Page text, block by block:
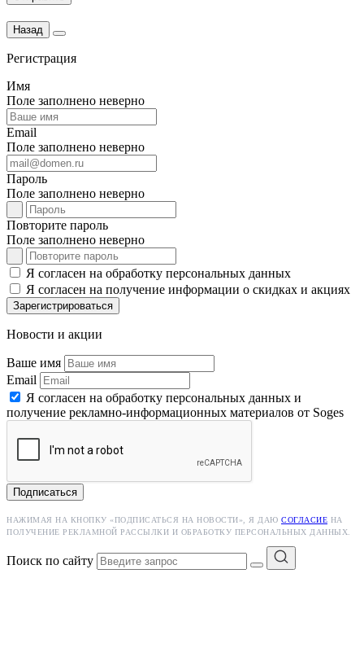
Назад
Регистрация
Имя
Поле заполнено неверно
Email
Поле заполнено неверно
Пароль
Поле заполнено неверно
Повторите пароль
Поле заполнено неверно
Я согласен на обработку персональных данных
Я согласен на получение информации о скидках и акциях
Зарегистрироваться
Новости и акции
Ваше имя
Email
Я согласен на обработку персональных данных и
получение рекламно-информационных материалов от Soges
Подписаться
НАЖИМАЯ НА КНОПКУ «ПОДПИСАТЬСЯ НА НОВОСТИ», Я ДАЮ СОГЛАСИЕ НА
ПОЛУЧЕНИЕ РЕКЛАМНОЙ РАССЫЛКИ И ОБРАБОТКУ ПЕРСОНАЛЬНЫХ ДАННЫХ.
Поиск по сайту